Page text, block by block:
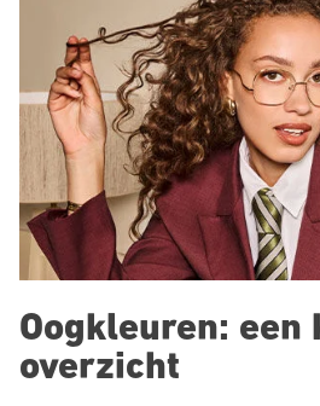
Oogkleuren: een
overzicht